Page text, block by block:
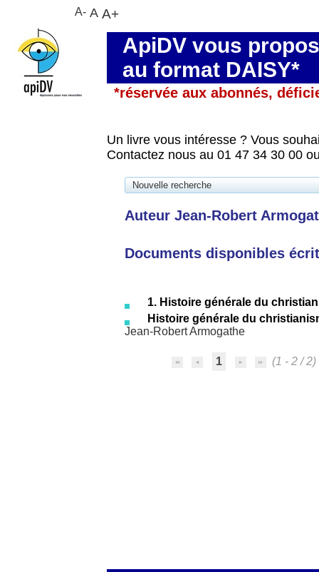
ApiDV vous
au format DAISY*
*réservée aux abonnés,
Un livre vous intéresse ? Vous
Contactez nous au 01 47 34 30 00
Nouvelle recherche
Auteur Jean-Robert
Documents disponibles
1. Histoire générale du
Histoire générale du
Jean-Robert Armogathe
1 (1 - 2 / 2)
A- A A+